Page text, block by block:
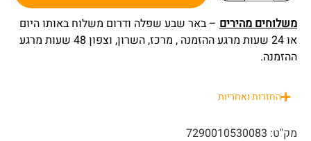
משלוחים מהירים – באר שבע שפלה ודרום משלוח באותו היום
או 24 שעות מרגע ההזמנה , מרכז, השרון, וצפון 48 שעות מרגע
ההזמנה.
החזרות ואחריות
מק"ט: 7290010530083